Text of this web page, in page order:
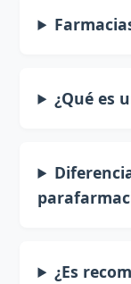
¿Qué es
¿Es